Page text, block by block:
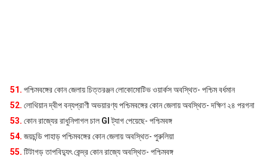
51. পশ্চিমবঙ্গের কোন জেলায় চিত্তরঞ্জন লোকোমোটিভ ওয়ার্কস অবস্থিত- পশ্চিম বর্ধমান
52. লোথিয়ান দ্বীপ বন্যপ্রাণী অভয়ারণ্য পশ্চিমবঙ্গের কোন জেলায় অবস্থিত- দক্ষিণ ২৪ পরগনা
53. কোন রাজ্যের রাধুনিপাগল চাল GI ট্যাগ পেয়েছে- পশ্চিমবঙ্গ
54. জয়চন্ডি পাহাড় পশ্চিমবঙ্গের কোন জেলায় অবস্থিত- পুরুলিয়া
55. টিটাগড় তাপবিদ্যুৎ কেন্দ্র কোন রাজ্যে অবস্থিত- পশ্চিমবঙ্গ